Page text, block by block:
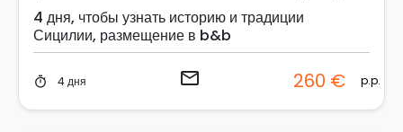
4 дня, чтобы узнать историю и традиции
Сицилии, размещение в b&b
timer 4 дня email 260 € p.p.